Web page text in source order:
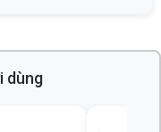
dùng